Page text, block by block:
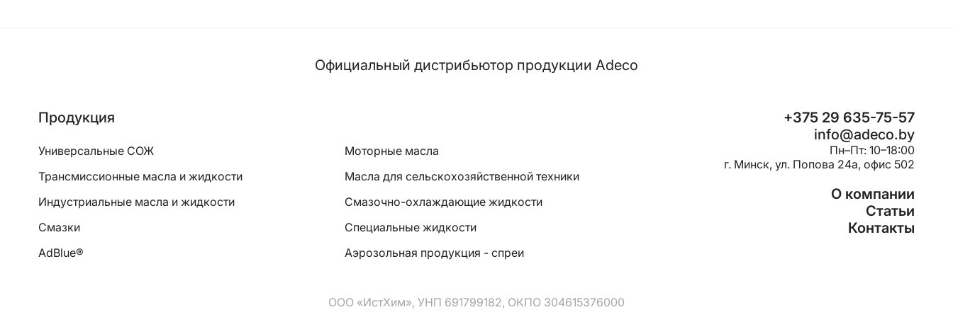
Официальный дистрибьютор продукции Adeco
Продукция
Универсальные СОЖ
Моторные масла
Трансмиссионные масла и жидкости
Масла для сельскохозяйственной техники
Индустриальные масла и жидкости
Смазочно-охлаждающие жидкости
Смазки
Специальные жидкости
AdBlue®
Аэрозольная продукция - спреи
+375 29 635-75-57
info@adeco.by
Пн–Пт: 10–18:00
г. Минск, ул. Попова 24a, офис 502
О компании
Статьи
Контакты
ООО «ИстХим», УНП 691799182, ОКПО 304615376000